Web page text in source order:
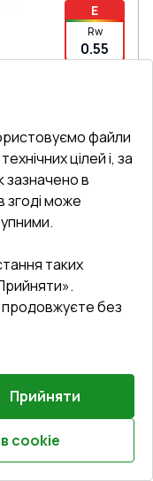
E
Rw
0.55
Залиште відгук
5 камерна
файли
цілей і, за
зазначено в
згоді може
таких
без
Прийняти
cookie